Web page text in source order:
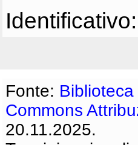
Identificativo:
Fonte:
Commons
20.11.2025.